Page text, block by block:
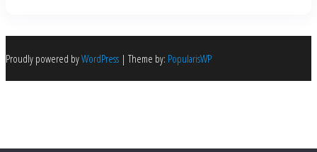
Proudly powered byWordPress | Theme by: PopularisWP